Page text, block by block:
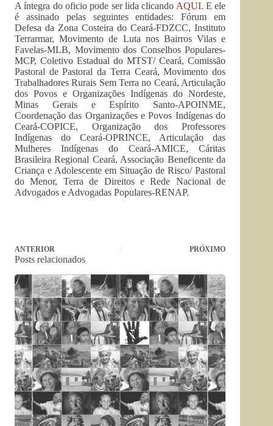
A íntegra do oficio pode ser lida clicando AQUI. E ele
é assinado pelas seguintes entidades: Fórum em
Defesa da Zona Costeira do Ceará-FDZCC, Instituto
Terrarmar, Movimento de Luta nos Bairros Vilas e
Favelas-MLB, Movimento dos Conselhos Populares-
MCP, Coletivo Estadual do MTST/ Ceará, Comissão
Pastoral de Pastoral da Terra Ceará, Movimento dos
Trabalhadores Rurais Sem Terra no Ceará, Articulação
dos Povos e Organizações Indígenas do Nordeste,
Minas Gerais e Espírito Santo-APOINME,
Coordenação das Organizações e Povos Indígenas do
Ceará-COPICE, Organização dos Professores
Indígenas do Ceará-OPRINCE, Articulação das
Mulheres Indígenas do Ceará-AMICE, Cáritas
Brasileira Regional Ceará, Associação Beneficente da
Criança e Adolescente em Situação de Risco/ Pastoral
do Menor, Terra de Direitos e Rede Nacional de
Advogados e Advogadas Populares-RENAP.
ANTERIOR PRÓXIMO
Posts relacionados